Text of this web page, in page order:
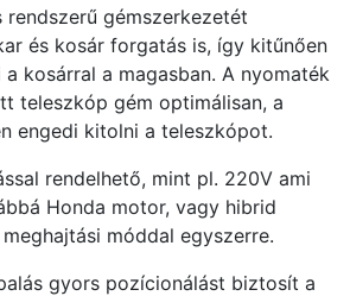
rendszerű gémszerkezetét
és kosár forgatás is, így kitűnően
kosárral a magasban. A nyomaték
teleszkóp gém optimálisan, a
engedi kitolni a teleszkópot.
rendelhető, mint pl. 220V ami
Honda motor, vagy hibrid
móddal egyszerre.
gyors pozícionálást biztosít a